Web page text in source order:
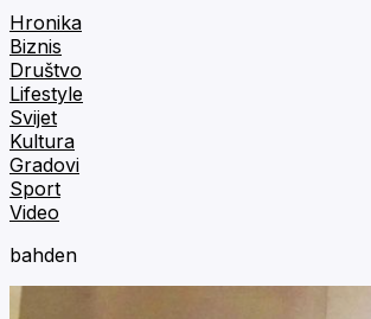
Hronika
Biznis
Društvo
Lifestyle
Svijet
Kultura
Gradovi
Sport
Video
bahden